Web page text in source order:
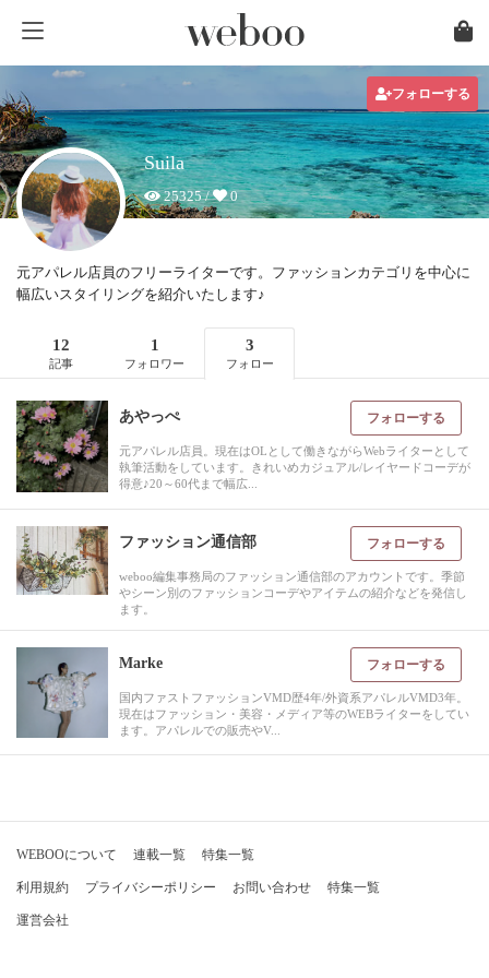
フォローする
Suila
25325 / 0
元アパレル店員のフリーライターです。ファッションカテゴリを中心に
幅広いスタイリングを紹介いたします♪
12
記事
1
フォロワー
3
フォロー
あやっぺ フォローする
元アパレル店員。現在はOLとして働きながらWebライターとして
執筆活動をしています。きれいめカジュアル/レイヤードコーデが
得意♪20～60代まで幅広...
ファッション通信部 フォローする
weboo編集事務局のファッション通信部のアカウントです。季節
やシーン別のファッションコーデやアイテムの紹介などを発信し
ます。
Marke フォローする
国内ファストファッションVMD歴4年/外資系アパレルVMD3年。
現在はファッション・美容・メディア等のWEBライターをしてい
ます。アパレルでの販売やV...
WEBOOについて 連載一覧 特集一覧
利用規約 プライバシーポリシー お問い合わせ 特集一覧
運営会社